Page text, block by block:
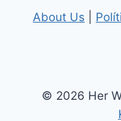
About Us
© 2026 Her